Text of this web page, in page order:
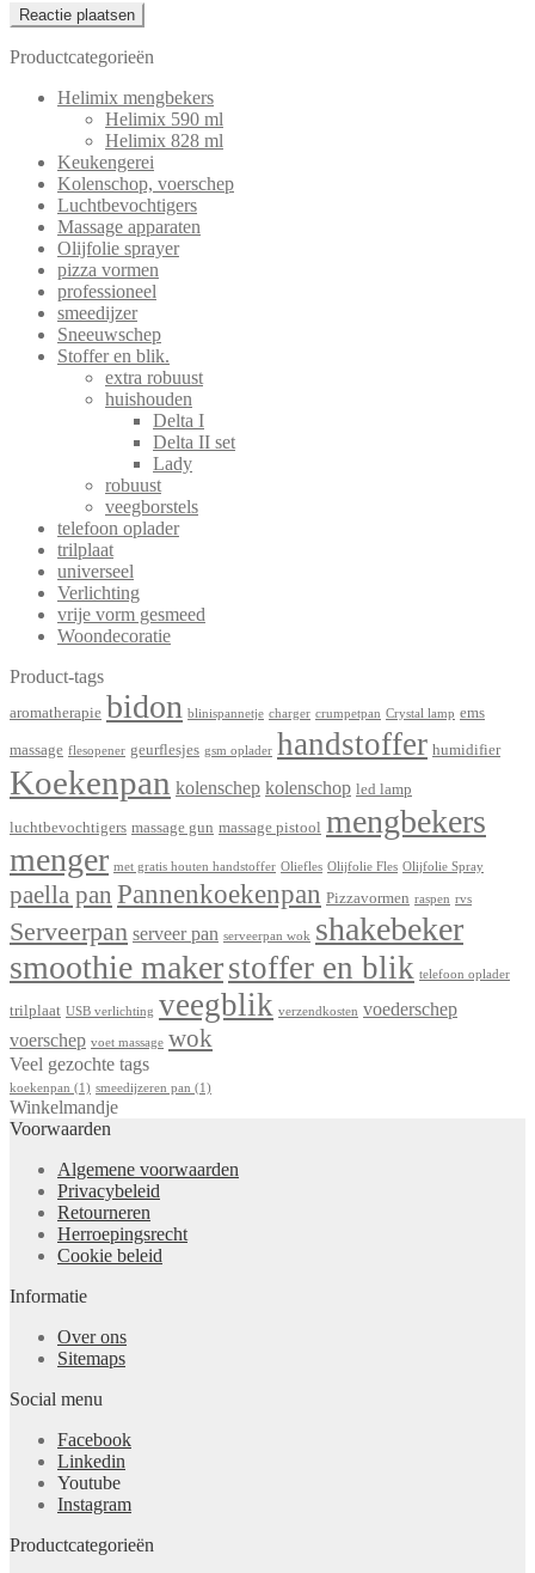
Productcategorieën
Helimix mengbekers
Helimix 590 ml
Helimix 828 ml
Keukengerei
Kolenschop, voerschep
Luchtbevochtigers
Massage apparaten
Olijfolie sprayer
pizza vormen
professioneel
smeedijzer
Sneeuwschep
Stoffer en blik.
extra robuust
huishouden
Delta I
Delta II set
Lady
robuust
veegborstels
telefoon oplader
trilplaat
universeel
Verlichting
vrije vorm gesmeed
Woondecoratie
Product-tags
aromatherapie bidon blinispannetje charger crumpetpan Crystal lamp ems
massage flesopener geurflesjes gsm oplader handstoffer humidifier
Koekenpan kolenschep kolenschop led lamp
luchtbevochtigers massage gun massage pistool mengbekers
menger met gratis houten handstoffer Oliefles Olijfolie Fles Olijfolie Spray
paella pan Pannenkoekenpan Pizzavormen raspen rvs
Serveerpan serveer pan serveerpan wok shakebeker
smoothie makerstoffer en blik telefoon oplader
trilplaat USB verlichting veegblik verzendkosten voederschep
voerschep voet massage wok
Veel gezochte tags
koekenpan (1) smeedijzeren pan (1)
Winkelmandje
Voorwaarden
Algemene voorwaarden
Privacybeleid
Retourneren
Herroepingsrecht
Cookie beleid
Informatie
Over ons
Sitemaps
Social menu
Facebook
Linkedin
Youtube
Instagram
Productcategorieën